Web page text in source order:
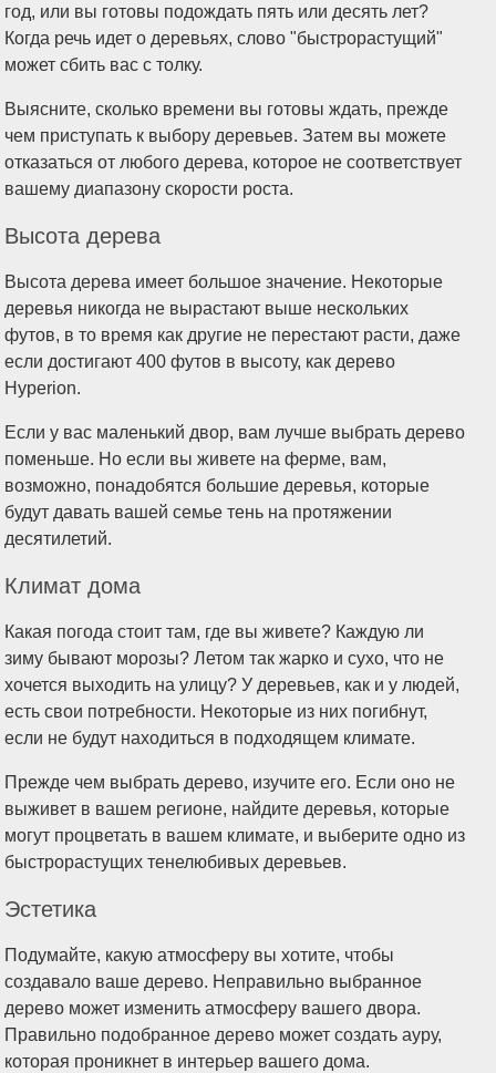
год, или вы готовы подождать пять или десять лет?
Когда речь идет о деревьях, слово "быстрорастущий"
может сбить вас с толку.
Выясните, сколько времени вы готовы ждать, прежде
чем приступать к выбору деревьев. Затем вы можете
отказаться от любого дерева, которое не соответствует
вашему диапазону скорости роста.
Высота дерева
Высота дерева имеет большое значение. Некоторые
деревья никогда не вырастают выше нескольких
футов, в то время как другие не перестают расти, даже
если достигают 400 футов в высоту, как дерево
Hyperion.
Если у вас маленький двор, вам лучше выбрать дерево
поменьше. Но если вы живете на ферме, вам,
возможно, понадобятся большие деревья, которые
будут давать вашей семье тень на протяжении
десятилетий.
Климат дома
Какая погода стоит там, где вы живете? Каждую ли
зиму бывают морозы? Летом так жарко и сухо, что не
хочется выходить на улицу? У деревьев, как и у людей,
есть свои потребности. Некоторые из них погибнут,
если не будут находиться в подходящем климате.
Прежде чем выбрать дерево, изучите его. Если оно не
выживет в вашем регионе, найдите деревья, которые
могут процветать в вашем климате, и выберите одно из
быстрорастущих тенелюбивых деревьев.
Эстетика
Подумайте, какую атмосферу вы хотите, чтобы
создавало ваше дерево. Неправильно выбранное
дерево может изменить атмосферу вашего двора.
Правильно подобранное дерево может создать ауру,
которая проникнет в интерьер вашего дома.